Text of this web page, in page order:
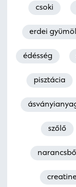
csoki
erdei
édésség
pisztácia
szőlő